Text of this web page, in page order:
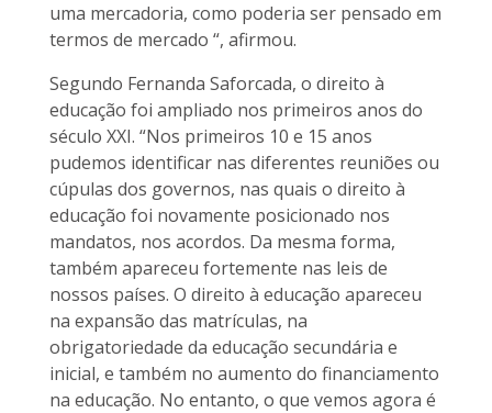
uma mercadoria, como poderia ser pensado em
termos de mercado “, afirmou.
Segundo Fernanda Saforcada, o direito à
educação foi ampliado nos primeiros anos do
século XXI. “Nos primeiros 10 e 15 anos
pudemos identificar nas diferentes reuniões ou
cúpulas dos governos, nas quais o direito à
educação foi novamente posicionado nos
mandatos, nos acordos. Da mesma forma,
também apareceu fortemente nas leis de
nossos países. O direito à educação apareceu
na expansão das matrículas, na
obrigatoriedade da educação secundária e
inicial, e também no aumento do financiamento
na educação. No entanto, o que vemos agora é